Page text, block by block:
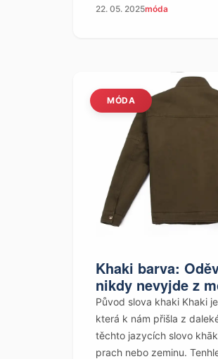
22. 05. 2025móda
MÓDA
Khaki barva:
nikdy nevyjde z
Původ slova khaki Khaki
která k nám přišla z
těchto jazycích slovo
prach nebo zeminu.